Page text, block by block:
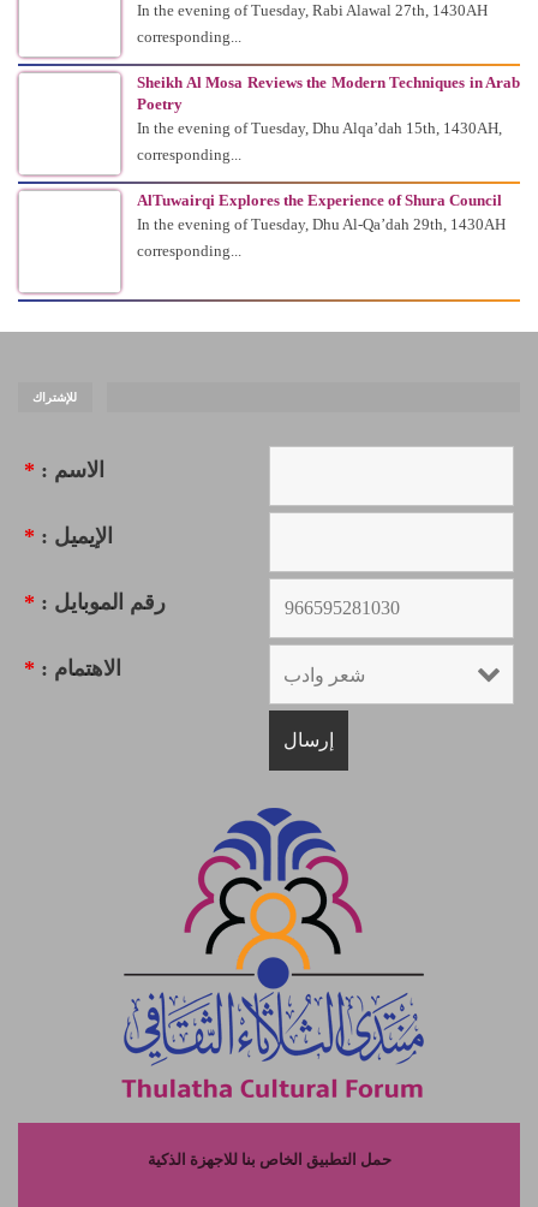
In the evening of Tuesday, Rabi Alawal 27th, 1430AH
corresponding...
Sheikh Al Mosa Reviews the Modern Techniques in Arab
Poetry
In the evening of Tuesday, Dhu Alqa’dah 15th, 1430AH,
corresponding...
AlTuwairqi Explores the Experience of Shura Council
In the evening of Tuesday, Dhu Al-Qa’dah 29th, 1430AH
corresponding...
للإشتراك
الاسم : *
الإيميل : *
رقم الموبايل : *
الاهتمام : *
حمل التطبيق الخاص بنا للاجهزة الذكية